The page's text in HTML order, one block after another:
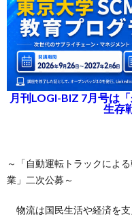
月刊LOGI-BIZ 7月号は
生存
～「自動運転トラックによ
業」二次公募～
物流は国民生活や経済を